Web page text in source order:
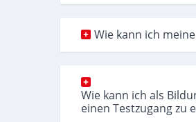
Wie kann ich
Wie kann ich als
einen Testzugang zu